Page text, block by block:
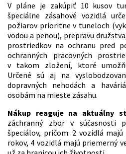
V pláne je zakúpiť 10 kusov
špeciálne zásahové vozidlá
požiarov prioritne v tuneloch
vodou a penou), prepravu
prostriedkov na ochranu pred
ochranných pracovných
v takom zložení, ktoré
Určené sú aj na
dopravných nehodách a
osobám na mieste zásahu.
Nákup reaguje na aktuálny
záchranný zbor v súčasnosti
špeciálov, pričom: 2 vozidlá
rokov, 4 vozidlá majú priemerný